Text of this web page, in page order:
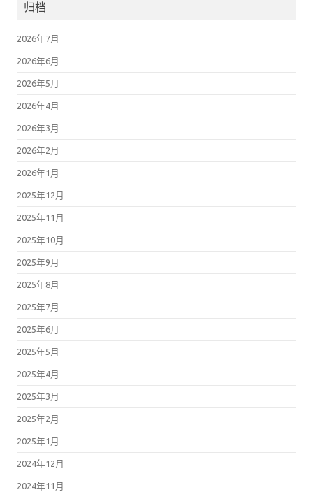
归档
2026年7月
2026年6月
2026年5月
2026年4月
2026年3月
2026年2月
2026年1月
2025年12月
2025年11月
2025年10月
2025年9月
2025年8月
2025年7月
2025年6月
2025年5月
2025年4月
2025年3月
2025年2月
2025年1月
2024年12月
2024年11月